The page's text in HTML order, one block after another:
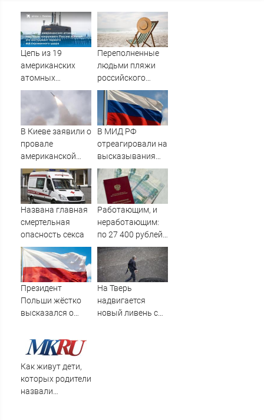
Цепь из 19
американских
атомных
подлодок
«окружает»
Россию и Китай:
это инструмент
массированного
Переполненные
людьми пляжи
российского
курортного
города сняли на
видео
В Киеве заявили о
провале
американской
операции «Убей
лучника» против
России
В МИД РФ
отреагировали на
высказывания
властей Японии
про атаку на
Хиросиму
Названа главная
смертельная
опасность секса
Работающим, и
неработающим:
по 27 400 рублей
вручат
пенсионерам в
сентябре -
PrimaMedia.ru
Президент
Польши жёстко
высказался о
идеологии
На Тверь
надвигается
новый ливень с
Как живут дети,
которых родители
назвали